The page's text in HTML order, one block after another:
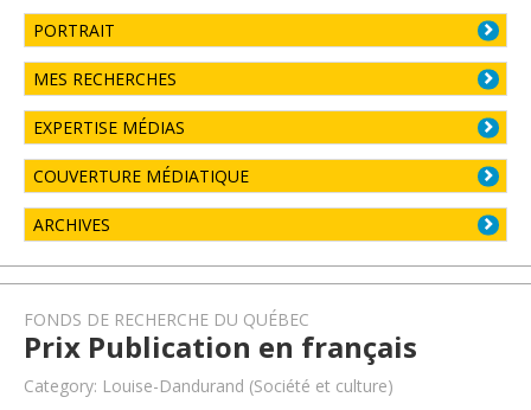
PORTRAIT
MES RECHERCHES
EXPERTISE MÉDIAS
COUVERTURE MÉDIATIQUE
ARCHIVES
FONDS DE RECHERCHE DU QUÉBEC
Prix Publication en français
Category: Louise-Dandurand (Société et culture)